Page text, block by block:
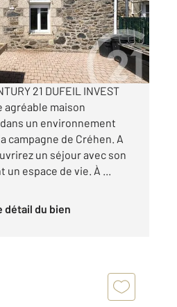
€
21 DUFEIL INVEST
maison
un environnement
campagne de Créhen. A
un séjour avec son
espace de vie. À ...
détail du bien